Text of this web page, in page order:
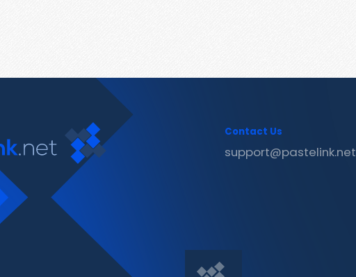
Contact Us
support@pastelink.net